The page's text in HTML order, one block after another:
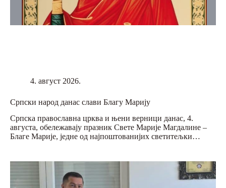
4. август 2026.
Српски народ данас слави Благу Марију
Српска православна црква и њени верници данас, 4.
августа, обележавају празник Свете Марије Магдалине –
Благе Марије, једне од најпоштованијих светитељки…